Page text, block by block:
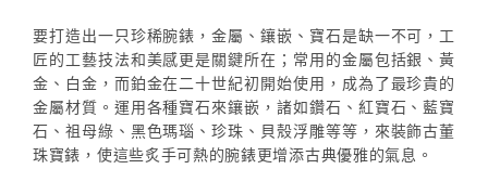
要打造出一只珍稀腕錶，金屬、鑲嵌、寶石是缺一不可，工
匠的工藝技法和美感更是關鍵所在；常用的金屬包括銀、黃
金、白金，而鉑金在二十世紀初開始使用，成為了最珍貴的
金屬材質。運用各種寶石來鑲嵌，諸如鑽石、紅寶石、藍寶
石、祖母綠、黑色瑪瑙、珍珠、貝殼浮雕等等，來裝飾古董
珠寶錶，使這些炙手可熱的腕錶更增添古典優雅的氣息。